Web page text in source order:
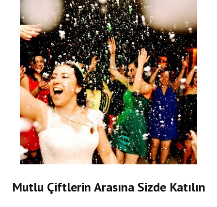
Mutlu Çiftlerin Arasına Sizde Katılın